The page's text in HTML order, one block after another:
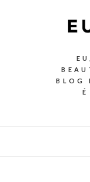
BLOG